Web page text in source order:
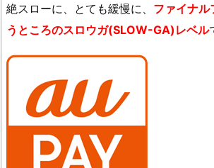
絶スローに、とても緩慢に、 ファイナル
うところのスロウガ(SLOW-GA)レベル